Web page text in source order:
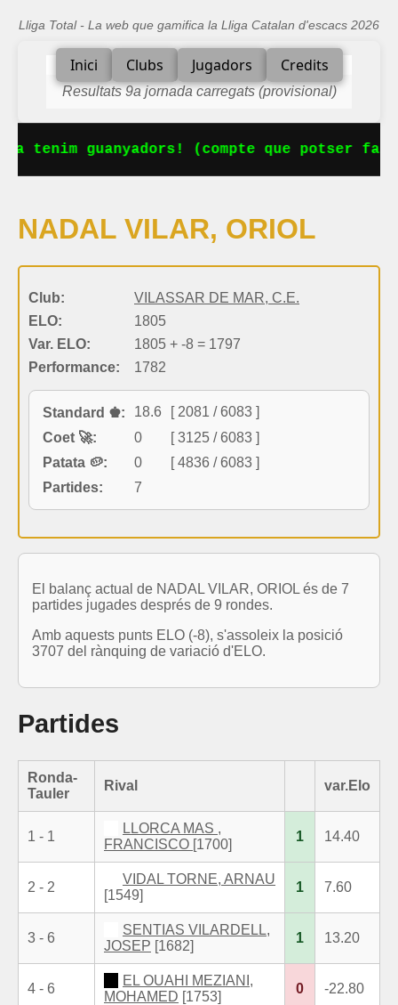
Lliga Total - La web que gamifica la Lliga Catalan d'escacs 2026
Inici Clubs Jugadors Credits
Resultats 9a jornada carregats (provisional)
tenim guanyadors! (compte que potser
NADAL VILAR, ORIOL
Club:
VILASSAR DE MAR, C.E.
ELO:
1805
Var. ELO:
1805 + -8 = 1797
Performance:
1782
Standard ♚: 18.6
[ 2081 / 6083 ]
Coet 🚀:
0
[ 3125 / 6083 ]
Patata 🥔:
0
[ 4836 / 6083 ]
Partides:
7
El balanç actual de NADAL VILAR, ORIOL és de 7
partides jugades després de 9 rondes.
Amb aquests punts ELO (-8), s'assoleix la posició
3707 del rànquing de variació d'ELO.
Partides
Ronda-
Tauler
Rival var.Elo
1 - 1
LLORCA MAS ,
FRANCISCO [1700]
1 14.40
2 - 2
VIDAL TORNE, ARNAU
[1549]
1 7.60
3 - 6
SENTIAS VILARDELL,
JOSEP [1682]
1 13.20
4 - 6
EL OUAHI MEZIANI,
MOHAMED [1753]
0 -22.80